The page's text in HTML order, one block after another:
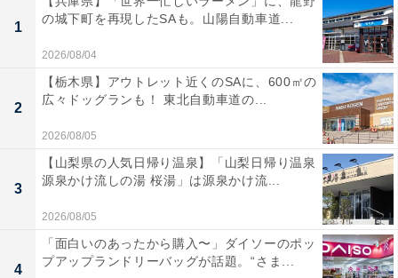
1
の城下町を再現したSAも。山陽自動車道...
2026/08/04
2
【栃木県】アウトレット近くのSAに、600㎡の
広々ドッグランも！ 東北自動車道の...
2026/08/05
3
【山梨県の人気日帰り温泉】「山梨日帰り温泉
源泉かけ流しの湯 桜湯」は源泉かけ流...
2026/08/05
4
「面白いのあったから購入〜」ダイソーのポッ
プアップランドリーバッグが話題。“さま...